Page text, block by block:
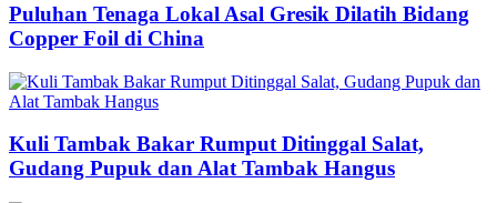
Puluhan Tenaga Lokal Asal Gresik Dilatih Bidang
Copper Foil di China
Kuli Tambak Bakar Rumput Ditinggal Salat,
Gudang Pupuk dan Alat Tambak Hangus